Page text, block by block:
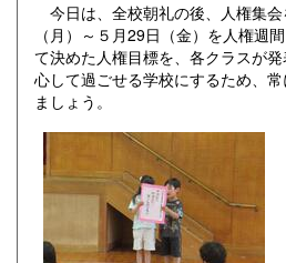
今日は、全校朝礼の後、人権集
（月）～５月29日（金）を人権週
て決めた人権目標を、各クラスが
心して過ごせる学校にするため、
ましょう。